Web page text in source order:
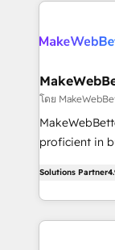
grows.
multi-region
scale. 🏆 HubSpot’s CEO called us “the partner of the
future.”
measurable
โดย
proficient in
growing
hands you
eminent
Solutions Partner